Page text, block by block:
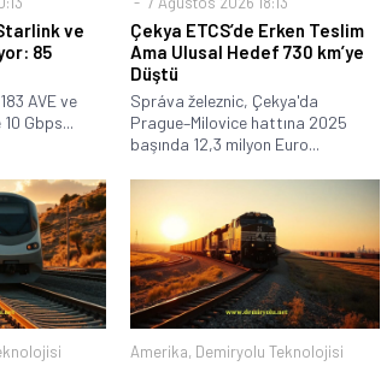
ve
85
AVE ve
Gbps...
Çekya ETCS’de Erken Teslim
Ama Ulusal Hedef 730 km’ye
Düştü
Správa železnic, Çekya'da
Prague–Milovice hattına 2025
başında 12,3 milyon Euro...
Amerika, Demiryolu Teknolojisi